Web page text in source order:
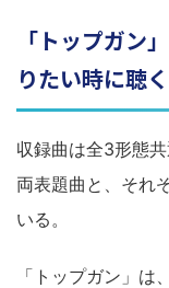
「トップガン
りたい時に聴
収録曲は全3形態
両表題曲と、それ
いる。
「トップガン」